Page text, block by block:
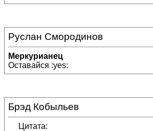
Руслан Смородинов
Меркурианец
Оставайся :yes:
Брэд Кобыльев
Цитата: